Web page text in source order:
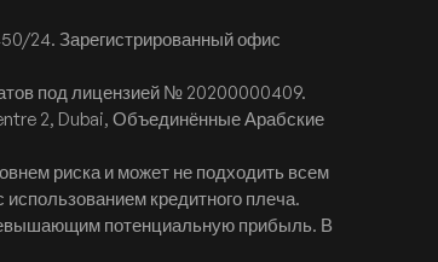
24. Зарегистрированный офис
под лицензией № 20200000409.
2, Dubai, Объединённые Арабские
риска и может не подходить всем
кредитного плеча.
потенциальную прибыль. В